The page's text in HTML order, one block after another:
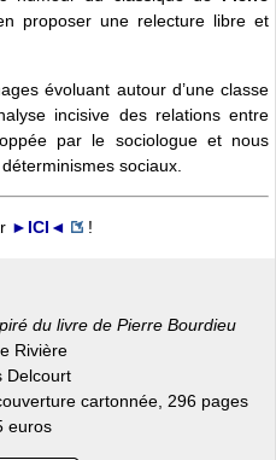
proposer une relecture libre et
évoluant autour d’une classe
incisive des relations entre
par le sociologue et nous
sociaux.
►ICI◄ !
du livre de Pierre Bourdieu
Rivière
Delcourt
cartonnée, 296 pages
euros